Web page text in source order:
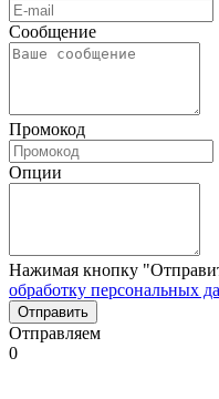
Сообщение
Промокод
Опции
Нажимая кнопку
обработку персональных
Отправляем
0